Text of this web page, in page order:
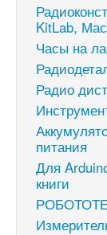
KitLab,
Часы на
Радио
питания
Для
книги